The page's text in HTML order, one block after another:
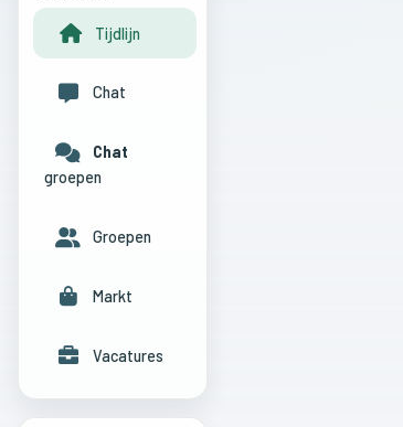
Tijdlijn
Chat
Chat
groepen
Groepen
Markt
Vacatures